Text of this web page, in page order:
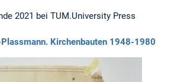
2021 bei TUM.University Press
Plassmann. Kirchenbauten 1948-1980